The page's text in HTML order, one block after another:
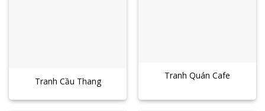
Tranh Cầu Thang
Tranh Quán Cafe